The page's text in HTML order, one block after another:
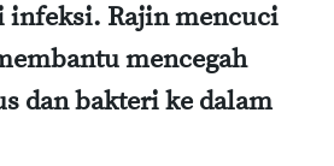
infeksi. Rajin mencuci
mencegah
dan bakteri ke dalam